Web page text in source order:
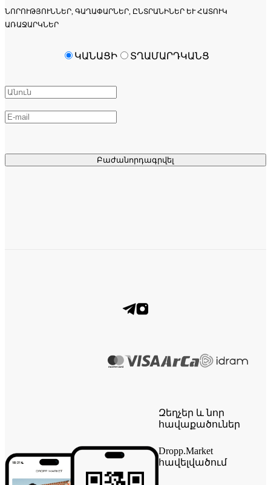
ՆՈՐՈՒԹՅՈՒՆՆԵՐ, ԳԱՂԱՓԱՐՆԵՐ, ԸՆՏՐԱՆԻՆԵՐ ԵՒ ՀԱՏՈՒԿ Ա
ՌԱՋԱՐԿՆԵՐ
Բաժանորդագրվել
ԿԱՆԱՑԻ ՏՂԱՄԱՐԴԿԱՆՑ
Զեղչեր և նոր
հավաքածուներ
Dropp.Market
հավելվածում